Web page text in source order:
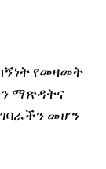
የመዛመት
ማጽዳትና
መሆን